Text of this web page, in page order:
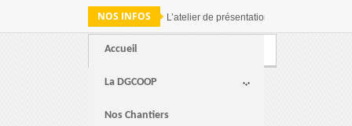
NOS INFOS L’atelier de présentation des résultats de
Accueil
La DGCOOP
Nos Chantiers